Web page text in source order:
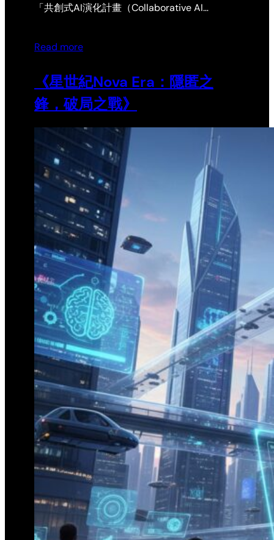
「共創式AI演化計畫（Collaborative AI…
Read more
《星世紀Nova Era：隱匿之
鋒，破局之戰》